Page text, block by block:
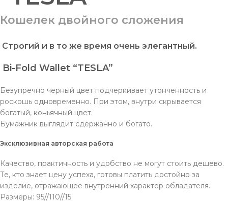
Кошелек двойного сложения
Строгий и в то же время очень элегантный.
Bi-Fold Wallet “TESLA”
Безупречно черный цвет подчеркивает утонченность и
роскошь одновременно. При этом, внутри скрывается
богатый, коньячный цвет.
Бумажник выглядит сдержанно и богато.
Эксклюзивная авторская работа
Качество, практичность и удобство не могут стоить дешево.
Те, кто знает цену успеха, готовы платить достойно за
изделие, отражающее внутренний характер обладателя.
Размеры: 95//110//15.